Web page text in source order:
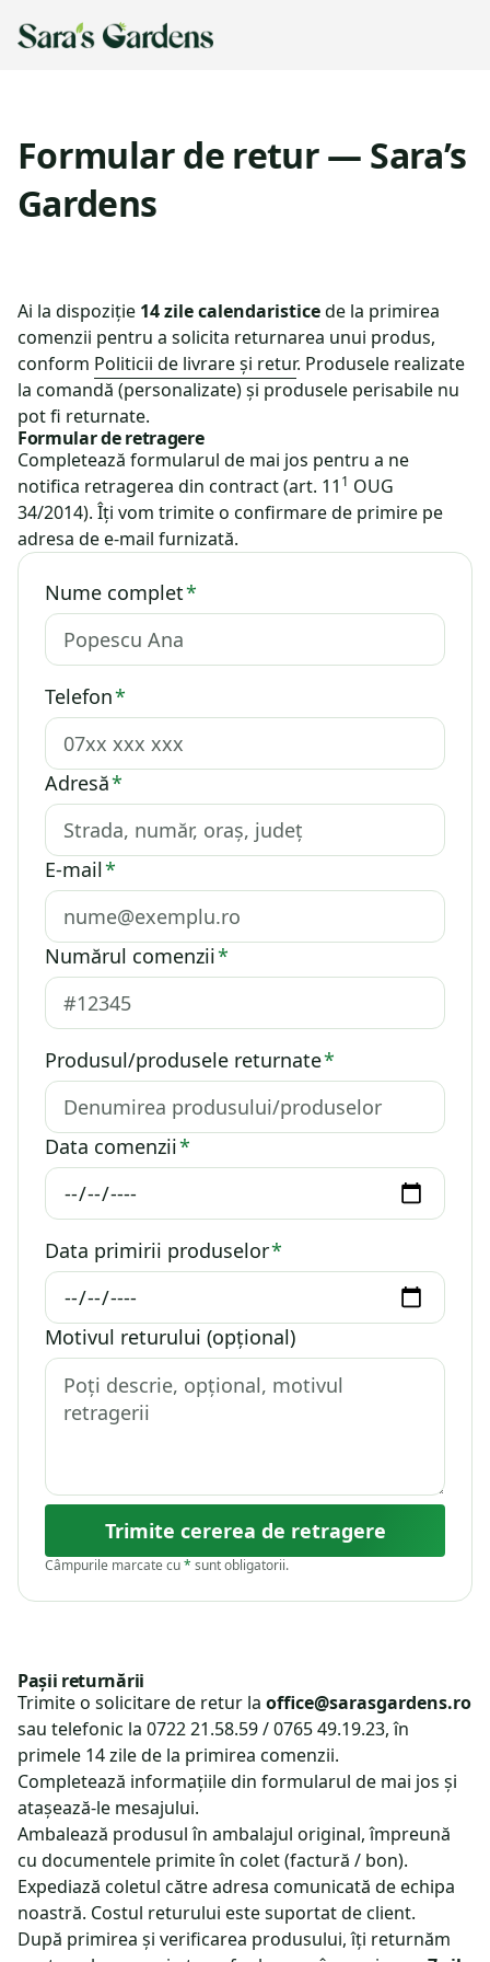
Formular de retur — Sara’s
Gardens
Ai la dispoziție 14 zile calendaristicede la primirea
comenzii pentru a solicita returnarea unui produs,
conform Politicii de livrare și retur. Produsele realizate
la comandă (personalizate) și produsele perisabile nu
pot fi returnate.
Formular de retragere
Completează formularul de mai jos pentru a ne
notifica retragerea din contract (art. 11 1 OUG
34/2014). Îți vom trimite o confirmare de primire pe
adresa de e-mail furnizată.
Nume complet*
Telefon*
Adresă*
E-mail*
Numărul comenzii*
Produsul/produsele returnate*
Data comenzii*
Data primirii produselor*
Motivul returului (opțional)
Trimite cererea de retragere
Câmpurile marcate cu* sunt obligatorii.
Pașii returnării
Trimite o solicitare de retur la office@sarasgardens.ro
sau telefonic la 0722 21.58.59 / 0765 49.19.23, în
primele 14 zile de la primirea comenzii.
Completează informațiile din formularul de mai jos și
atașează-le mesajului.
Ambalează produsul în ambalajul original, împreună
cu documentele primite în colet (factură / bon).
Expediază coletul către adresa comunicată de echipa
noastră. Costul returului este suportat de client.
După primirea și verificarea produsului, îți returnăm